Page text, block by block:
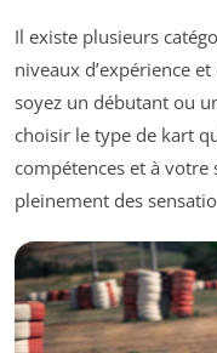
Il existe plusieurs
niveaux d’expérience
soyez un débutant ou
choisir le type de kart
compétences et à
pleinement des